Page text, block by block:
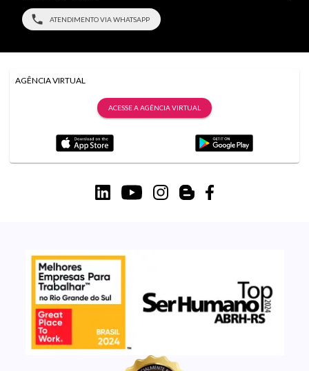
ATENDIMENTO VIA WHATSAPP
AGÊNCIA VIRTUAL
ACESSE A AGÊNCIA VIRTUAL